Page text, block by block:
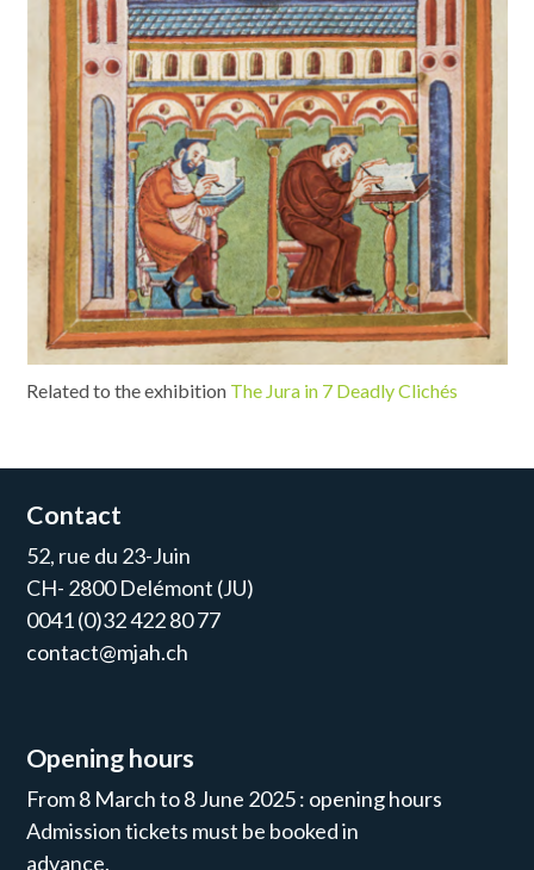
Related to the exhibition The Jura in 7 Deadly Clichés
Contact
52, rue du 23-Juin
CH- 2800 Delémont (JU)
0041 (0)32 422 80 77
contact@mjah.ch
Opening hours
From 8 March to 8 June 2025 : opening hours
Admission tickets must be booked in
advance.